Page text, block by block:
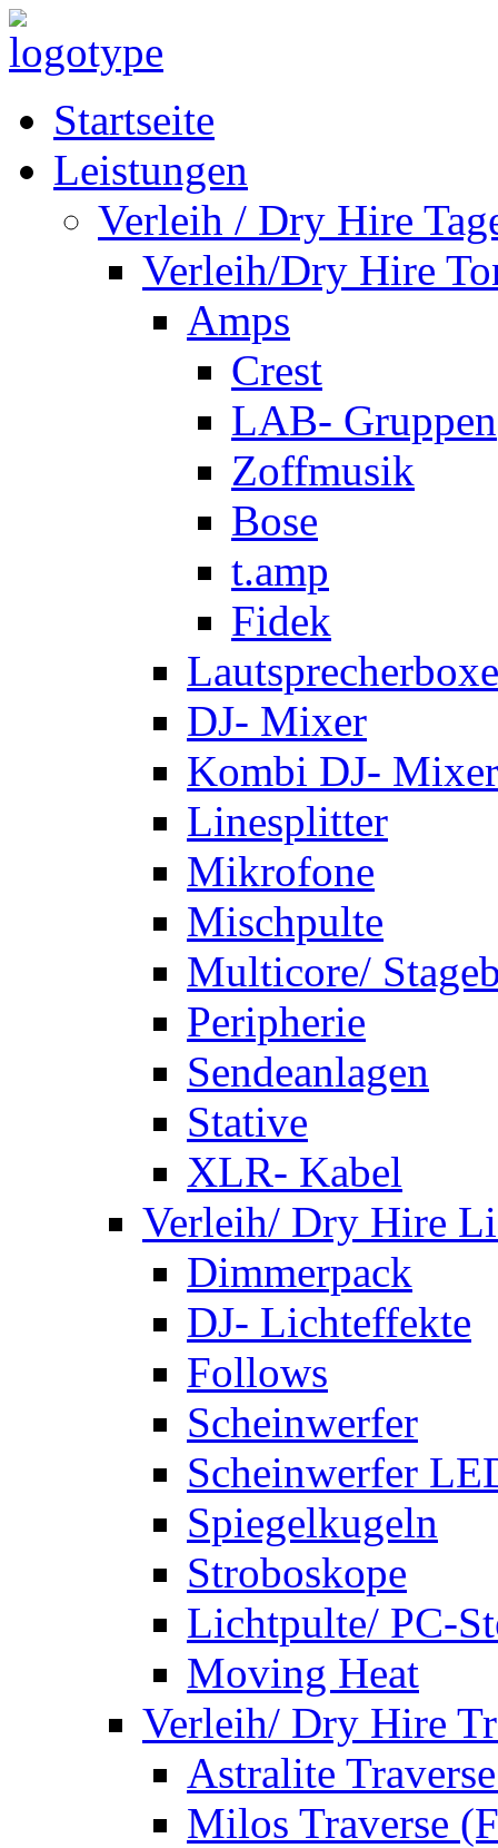
Startseite
Leistungen
Verleih / Dry Hire
Verleih/Dry Hire
Amps
Crest
LAB- Gruppen
Zoffmusik
Bose
t.amp
Fidek
DJ- Mixer
Kombi DJ-
Linesplitter
Mikrofone
Mischpulte
Multicore/
Peripherie
Sendeanlagen
Stative
XLR- Kabel
Verleih/ Dry Hire
Dimmerpack
DJ- Lichteffekte
Follows
Scheinwerfer
Scheinwerfer
Spiegelkugeln
Stroboskope
Lichtpulte/ PC-
Moving Heat
Verleih/ Dry Hire
Astralite
Milos Traverse